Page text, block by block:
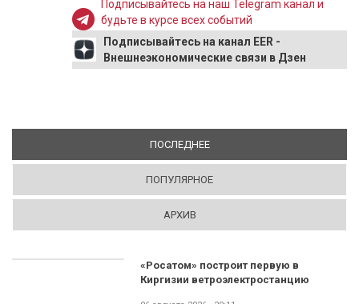
Подписывайтесь на наш Telegram канал и
будьте в курсе всех событий
Подписывайтесь на канал EER -
Внешнеэкономические связи в Дзен
ПОСЛЕДНЕЕ(АКТИВНАЯ ВКЛАДКА)
ПОПУЛЯРНОЕ
АРХИВ
«Росатом» построит первую в
Киргизии ветроэлектростанцию